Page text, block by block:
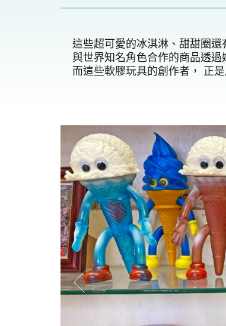
這些超可愛的冰淇淋、甜甜圈
與世界知名角色合作的商品透
而這些軟膠玩具的創作者， 正